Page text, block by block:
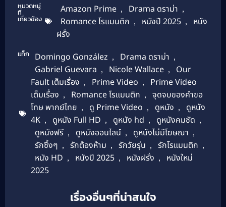
หมวดหมู่
ที่
เกี่ยวข้อง
Amazon Prime , Drama ดราม่า ,
Romance โรแมนติก , หนังปี 2025 ,
หนัง
ฝรั่ง
แท็ก Domingo González , Drama ดราม่า ,
Gabriel Guevara , Nicole Wallace ,
Our
Fault เต็มเรื่อง , Prime Video ,
Prime Video
เต็มเรื่อง , Romance โรแมนติก ,
จุดจบของคำขอ
โทษ พากย์ไทย , ดู Prime Video , ดูหนัง ,
ดูหนัง
4K , ดูหนัง Full HD , ดูหนัง hd , ดูหนังคมชัด ,
ดูหนังฟรี , ดูหนังออนไลน์ , ดูหนังไม่มีโฆษณา ,
รักซึ้งๆ , รักต้องห้าม , รักวัยรุ่น , รักโรแมนติก ,
หนัง HD , หนังปี 2025 , หนังฝรั่ง ,
หนังใหม่
2025
เรื่องอื่นๆที่น่าสนใจ